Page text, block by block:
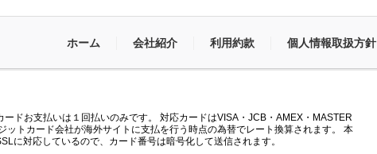
ホーム 会社紹介 利用約款 個人情報取扱方針
ードお支払いは１回払いのみです。 対応カードはVISA・JCB・AMEX・MASTER
ットカード会社が海外サイトに支払を行う時点の為替でレート換算されます。 本
に対応しているので、カード番号は暗号化して送信されます。